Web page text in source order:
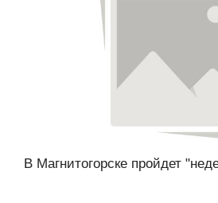
В Магнитогорске пройдет